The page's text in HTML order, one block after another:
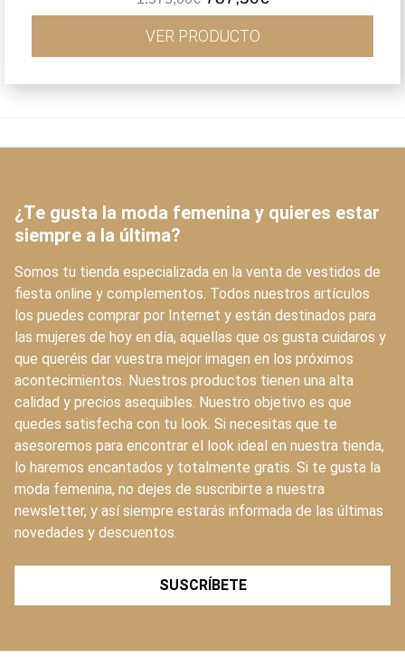
precio
original
era:
precio
es:
VER PRODUCTO
¿Te gusta la moda femenina y quieres estar
siempre a la última?
Somos tu tienda especializada en la venta de vestidos de
fiesta online y complementos. Todos nuestros artículos
los puedes comprar por Internet y están destinados para
las mujeres de hoy en día, aquellas que os gusta cuidaros y
que queréis dar vuestra mejor imagen en los próximos
acontecimientos. Nuestros productos tienen una alta
calidad y precios asequibles. Nuestro objetivo es que
quedes satisfecha con tu look. Si necesitas que te
asesoremos para encontrar el look ideal en nuestra tienda,
lo haremos encantados y totalmente gratis. Si te gusta la
moda femenina, no dejes de suscribirte a nuestra
newsletter, y así siempre estarás informada de las últimas
novedades y descuentos.
SUSCRÍBETE